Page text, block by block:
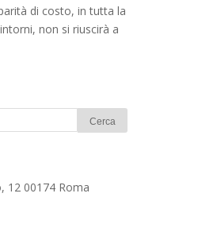
di costo, in tutta la
non si riuscirà a
12 00174 Roma